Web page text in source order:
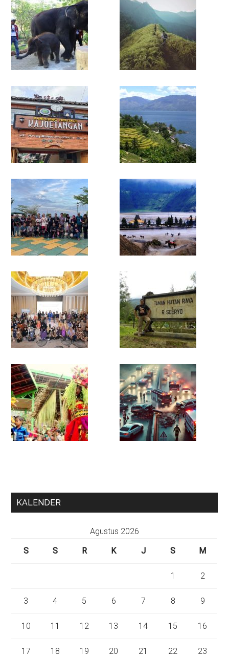
KALENDER
Agustus 2026
S
S R K J S M
1 2
3 4 5 6 7 8 9
10 11 12 13 14 15 16
17 18 19 20 21 22 23